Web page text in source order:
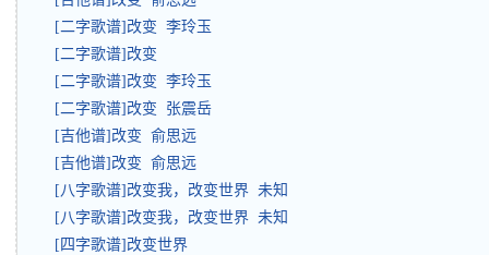
[二字歌谱]改变 李玲玉
[二字歌谱]改变
[二字歌谱]改变 李玲玉
[二字歌谱]改变 张震岳
[吉他谱]改变 俞思远
[吉他谱]改变 俞思远
[八字歌谱]改变我，改变世界 未知
[八字歌谱]改变我，改变世界 未知
[四字歌谱]改变世界